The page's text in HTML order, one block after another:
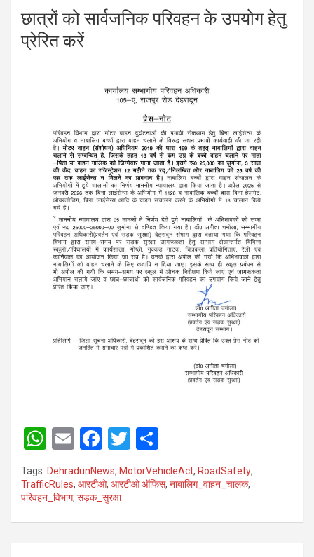
छात्रों को सार्वजनिक परिवहन के उपयोग हेतु
प्रेरित करें
W
h
at
s
A
E
m
ail
F
ce
b
o
T
wi
tt
h
ar
Tags: DehradunNews, MotorVehicleAct, RoadSafety,
TrafficRules, आरटीओ, आरटीओ ऑफिस, नाबालिग_वाहन_चालक,
परिवहन_विभाग, सड़क_सुरक्षा
Post